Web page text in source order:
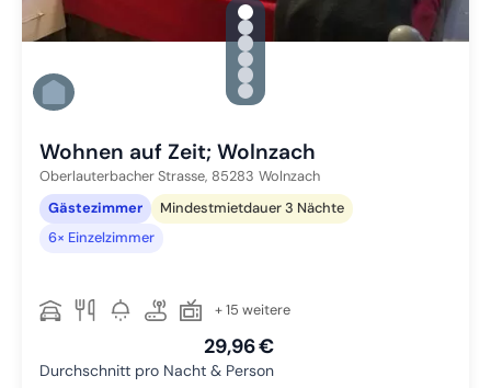
gallery.slide_selector
Zu Slide 1 wechseln
Zu Slide 2 wechseln
Zu Slide 3 wechseln
Zu Slide 4 wechseln
Zu Slide 5 wechseln
Zu Slide 6 wechseln
Wohnen auf Zeit; Wolnzach
Oberlauterbacher Strasse, 85283 Wolnzach
Gästezimmer
Mindestmietdauer 3 Nächte
6× Einzelzimmer
+ 15 weitere
29,96 €
Durchschnitt pro Nacht & Person